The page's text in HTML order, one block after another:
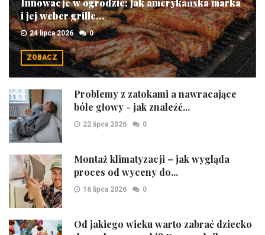
Innowacje w ogrodzie: Jak amerykańska marka
i jej weber grille...
24 lipca 2026 0
ZOBACZ
Problemy z zatokami a nawracające
bóle głowy - jak znaleźć...
22 lipca 2026 0
Montaż klimatyzacji – jak wygląda
proces od wyceny do...
16 lipca 2026 0
Od jakiego wieku warto zabrać dziecko